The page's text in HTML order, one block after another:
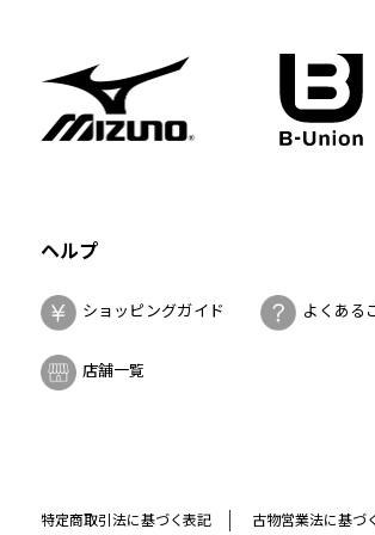
ヘルプ
ショッピングガイド よくある
店舗一覧
特定商取引法に基づく表記 古物営業法に基づ